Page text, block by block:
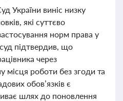
України виніс низку
які суттєво
норм права у
підтвердив, що
через
місця роботи без згоди та
обов’язків є
шлях до поновлення